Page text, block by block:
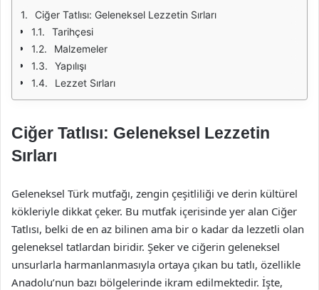
Ciğer Tatlısı: Geleneksel Lezzetin Sırları
Tarihçesi
Malzemeler
Yapılışı
Lezzet Sırları
Ciğer Tatlısı: Geleneksel Lezzetin
Sırları
Geleneksel Türk mutfağı, zengin çeşitliliği ve derin kültürel
kökleriyle dikkat çeker. Bu mutfak içerisinde yer alan Ciğer
Tatlısı, belki de en az bilinen ama bir o kadar da lezzetli olan
geleneksel tatlardan biridir. Şeker ve ciğerin geleneksel
unsurlarla harmanlanmasıyla ortaya çıkan bu tatlı, özellikle
Anadolu’nun bazı bölgelerinde ikram edilmektedir. İşte,